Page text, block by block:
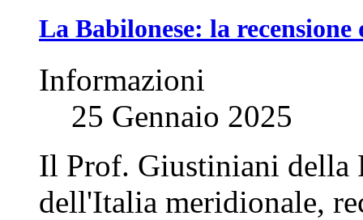
La Babilonese: la
Informazioni
25 Gennaio 2025
Il Prof. Giustiniani della
dell'Italia meridionale,